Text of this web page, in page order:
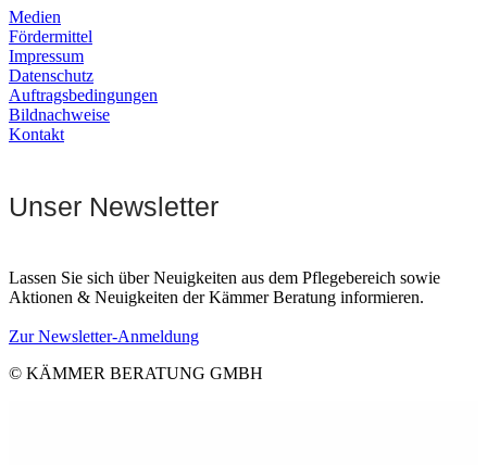
Medien
Fördermittel
Impressum
Datenschutz
Auftragsbedingungen
Bildnachweise
Kontakt
Unser Newsletter
Lassen Sie sich über Neuigkeiten aus dem Pflegebereich sowie
Aktionen & Neuigkeiten der Kämmer Beratung informieren.
Zur Newsletter-Anmeldung
© KÄMMER BERATUNG GMBH